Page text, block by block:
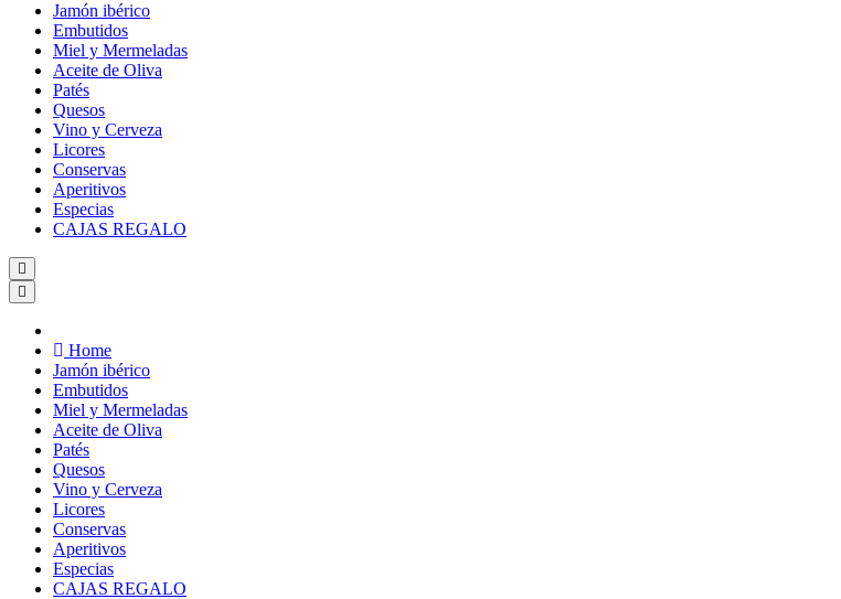
Jamón ibérico
Embutidos
Miel y Mermeladas
Aceite de Oliva
Patés
Quesos
Vino y Cerveza
Licores
Conservas
Aperitivos
Especias
CAJAS REGALO
Home
Jamón ibérico
Embutidos
Miel y Mermeladas
Aceite de Oliva
Patés
Quesos
Vino y Cerveza
Licores
Conservas
Aperitivos
Especias
CAJAS REGALO